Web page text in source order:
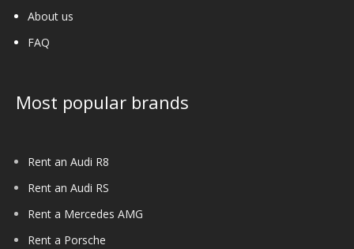
About us
FAQ
Most popular brands
Rent an Audi R8
Rent an Audi RS
Rent a Mercedes AMG
Rent a Porsche